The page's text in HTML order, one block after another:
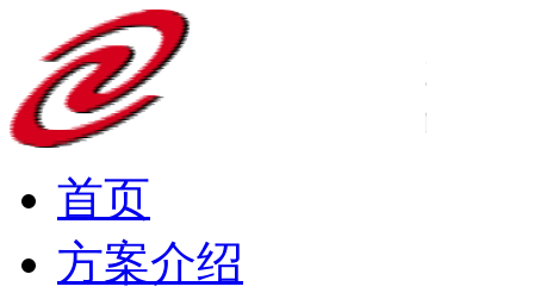
首页
方案介绍